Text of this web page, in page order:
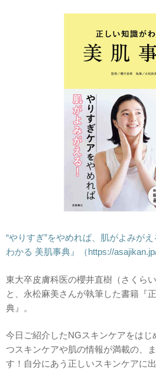
“やりすぎ”をやめれば、肌がよみが
わかる 美肌事典』（https://
東大卒皮膚科医の櫻井直樹（さくら
と、永松麻美さんが執筆した書籍『
典』。
今日ご紹介したNGスキンケアをは
つスキンケアや肌の情報が満載の、
す！自分にあう正しいスキンケアに